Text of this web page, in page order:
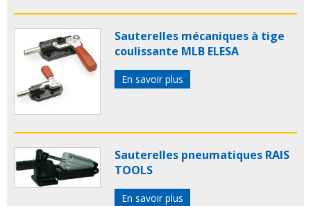
Sauterelles mécaniques à tige
coulissante MLB ELESA
En savoir plus
Sauterelles pneumatiques RAIS
TOOLS
En savoir plus